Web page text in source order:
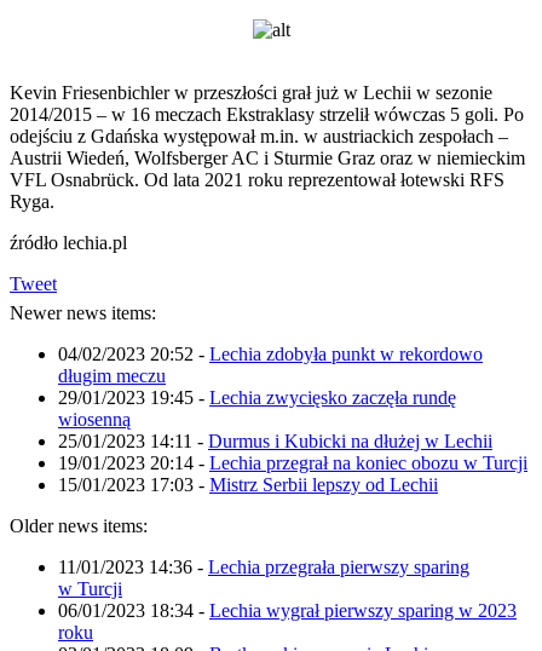
Kevin Friesenbichler w przeszłości grał już w Lechii w sezonie
2014/2015 – w 16 meczach Ekstraklasy strzelił wówczas 5 goli. Po
odejściu z Gdańska występował m.in. w austriackich zespołach –
Austrii Wiedeń, Wolfsberger AC i Sturmie Graz oraz w niemieckim
VFL Osnabrück. Od lata 2021 roku reprezentował łotewski RFS
Ryga.
źródło lechia.pl
Tweet
Newer news items:
04/02/2023 20:52 - Lechia zdobyła punkt w rekordowo
długim meczu
29/01/2023 19:45 - Lechia zwycięsko zaczęła rundę
wiosenną
25/01/2023 14:11 - Durmus i Kubicki na dłużej w Lechii
19/01/2023 20:14 - Lechia przegrał na koniec obozu w Turcji
15/01/2023 17:03 - Mistrz Serbii lepszy od Lechii
Older news items:
11/01/2023 14:36 - Lechia przegrała pierwszy sparing
w Turcji
06/01/2023 18:34 - Lechia wygrał pierwszy sparing w 2023
roku